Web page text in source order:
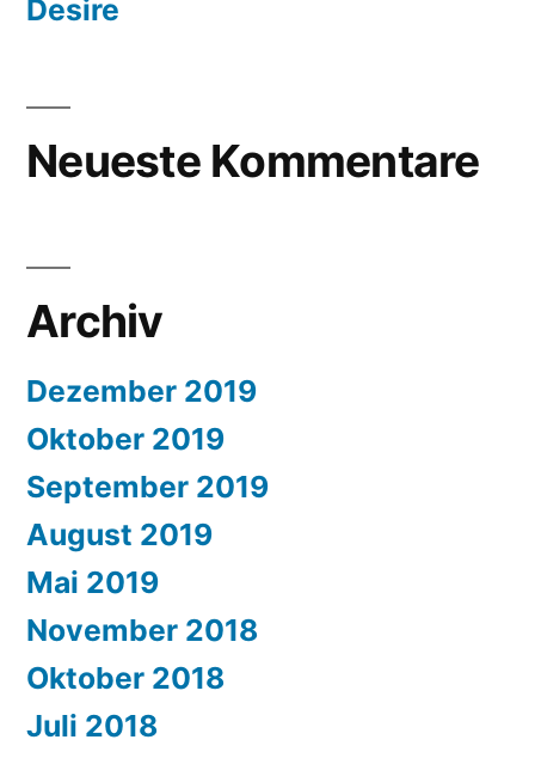
Desire
Neueste Kommentare
Archiv
Dezember 2019
Oktober 2019
September 2019
August 2019
Mai 2019
November 2018
Oktober 2018
Juli 2018